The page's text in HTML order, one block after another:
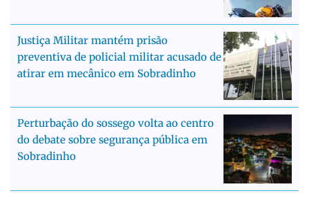
Justiça Militar mantém prisão
preventiva de policial militar acusado de
atirar em mecânico em Sobradinho
Perturbação do sossego volta ao centro
do debate sobre segurança pública em
Sobradinho